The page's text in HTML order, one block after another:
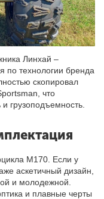
Линхай –
по технологии бренда
скопировал
что
грузоподъемность.
M170. Если у
аскетичный дизайн,
и молодежной.
и плавные черты